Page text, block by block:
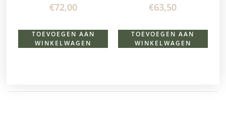
€72,00
TOEVOEGEN AAN
WINKELWAGEN
€63,50
TOEVOEGEN AAN
WINKELWAGEN